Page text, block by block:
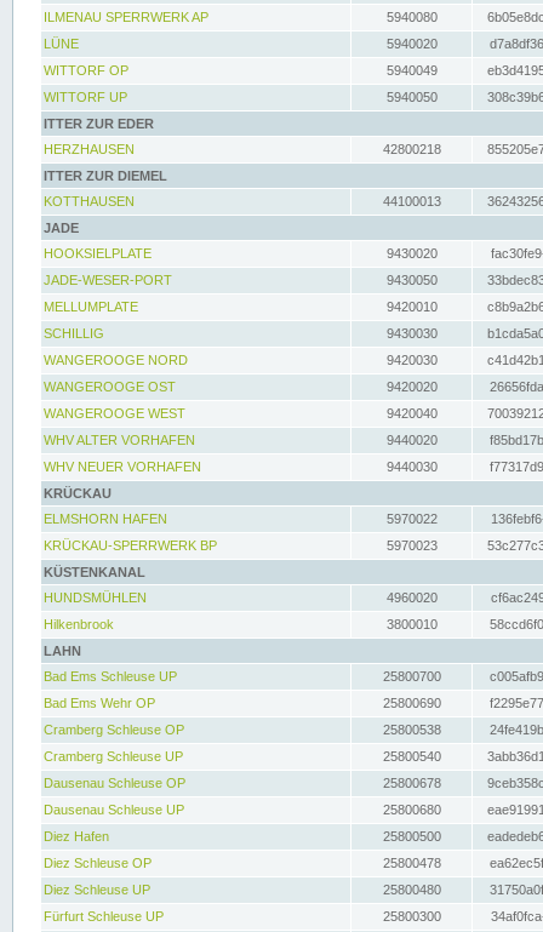
ILMENAU SPERRWERK AP
5940080
LÜNE
5940020
WITTORF OP
5940049
WITTORF UP
5940050
ITTER ZUR EDER
HERZHAUSEN
42800218
ITTER ZUR DIEMEL
KOTTHAUSEN
44100013
JADE
HOOKSIELPLATE
9430020
JADE-WESER-PORT
9430050
MELLUMPLATE
9420010
SCHILLIG
9430030
WANGEROOGE NORD
9420030
WANGEROOGE OST
9420020
WANGEROOGE WEST
9420040
WHV ALTER VORHAFEN
9440020
WHV NEUER VORHAFEN
9440030
KRÜCKAU
ELMSHORN HAFEN
5970022
KRÜCKAU-SPERRWERK BP
5970023
KÜSTENKANAL
HUNDSMÜHLEN
4960020
Hilkenbrook
3800010
LAHN
Bad Ems Schleuse UP
25800700
Bad Ems Wehr OP
25800690
Cramberg Schleuse OP
25800538
Cramberg Schleuse UP
25800540
Dausenau Schleuse OP
25800678
Dausenau Schleuse UP
25800680
Diez Hafen
25800500
Diez Schleuse OP
25800478
Diez Schleuse UP
25800480
Fürfurt Schleuse UP
25800300